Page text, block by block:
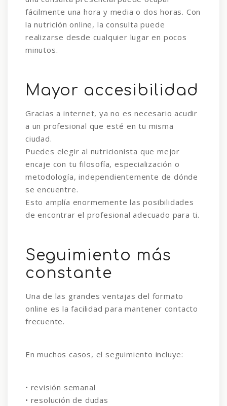
fácilmente una hora y media o dos horas. Con
la nutrición online, la consulta puede
realizarse desde cualquier lugar en pocos
minutos.
Mayor accesibilidad
Gracias a internet, ya no es necesario acudir
a un profesional que esté en tu misma
ciudad.
Puedes elegir al nutricionista que mejor
encaje con tu filosofía, especialización o
metodología, independientemente de dónde
se encuentre.
Esto amplía enormemente las posibilidades
de encontrar el profesional adecuado para ti.
Seguimiento más
constante
Una de las grandes ventajas del formato
online es la facilidad para mantener contacto
frecuente.
En muchos casos, el seguimiento incluye:
• revisión semanal
• resolución de dudas